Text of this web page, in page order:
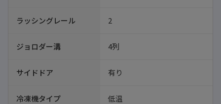
ラッシングレール 2
ジョロダー溝 4列
サイドドア 有り
冷凍機タイプ 低温